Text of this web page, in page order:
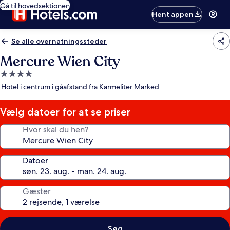
Gå til hovedsektionen
Hent appen
Se alle overnatningssteder
Mercure Wien City
4.0-
stjernet
Hotel i centrum i gåafstand fra Karmeliter Marked
Vælg datoer for at se priser
Hvor skal du hen?
Datoer
Gæster